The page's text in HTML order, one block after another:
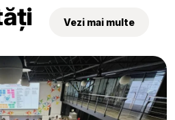
Vezi mai multe